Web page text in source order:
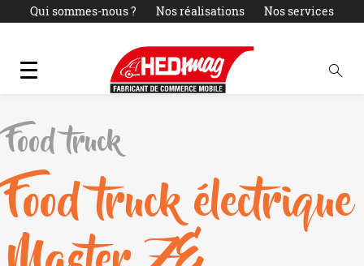
Qui sommes-nous ? Nos réalisations
Nos services
Food truck
Food truck électrique